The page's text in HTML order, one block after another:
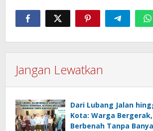
Jangan Lewatkan
Dari Lubang Jalan
Kota: Warga
Berbenah Tanpa